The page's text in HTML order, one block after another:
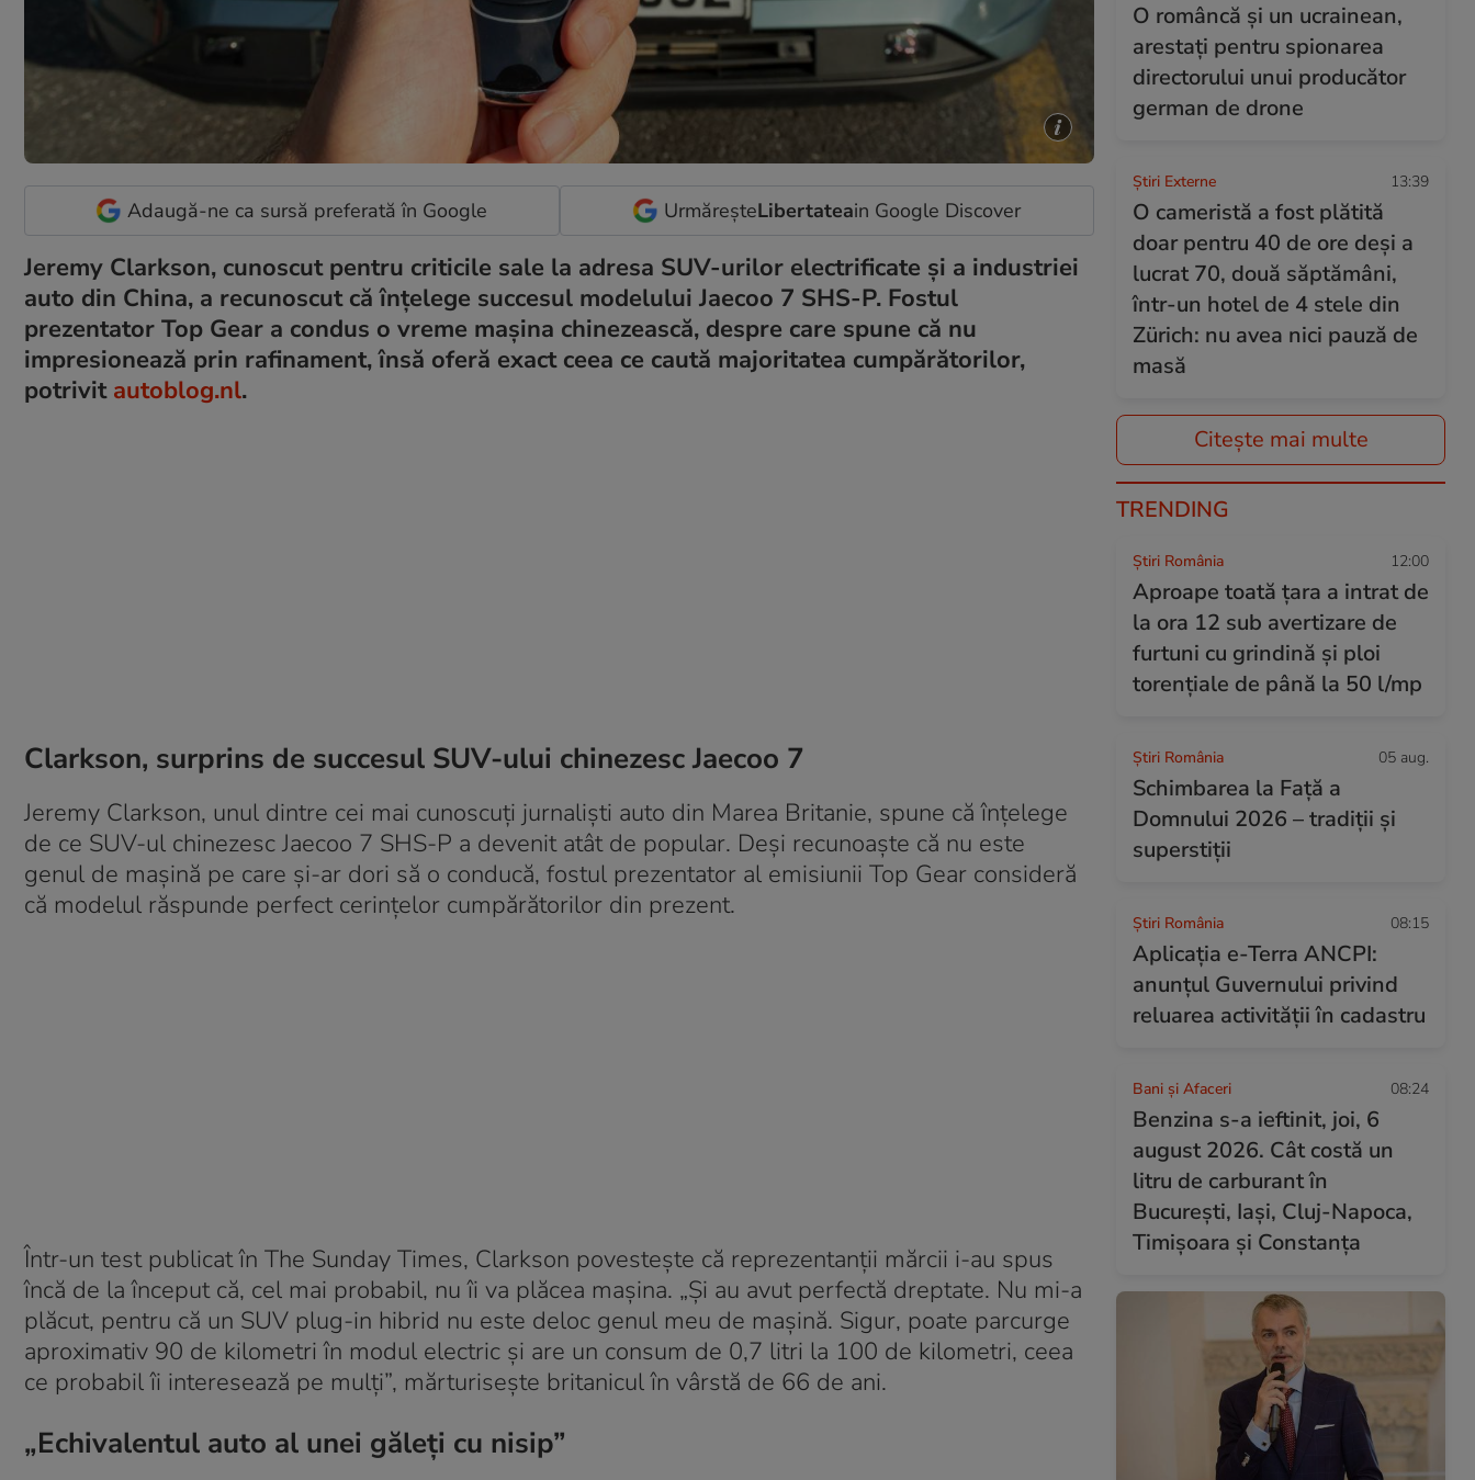
Adaugă-ne ca sursă preferată în Google UrmăreșteLibertateain Google Discover
Jeremy Clarkson, cunoscut pentru criticile sale la adresa SUV-urilor electrificate și a industriei
auto din China, a recunoscut că înțelege succesul modelului Jaecoo 7 SHS-P. Fostul
prezentator Top Gear a condus o vreme mașina chinezească, despre care spune că nu
impresionează prin rafinament, însă oferă exact ceea ce caută majoritatea cumpărătorilor,
potrivit autoblog.nl.
Clarkson, surprins de succesul SUV-ului chinezesc Jaecoo 7
Jeremy Clarkson, unul dintre cei mai cunoscuți jurnaliști auto din Marea Britanie, spune că înțelege
de ce SUV-ul chinezesc Jaecoo 7 SHS-P a devenit atât de popular. Deși recunoaște că nu este
genul de mașină pe care și-ar dori să o conducă, fostul prezentator al emisiunii Top Gear consideră
că modelul răspunde perfect cerințelor cumpărătorilor din prezent.
Într-un test publicat în The Sunday Times, Clarkson povestește că reprezentanții mărcii i-au spus
încă de la început că, cel mai probabil, nu îi va plăcea mașina. „Și au avut perfectă dreptate. Nu mi-a
plăcut, pentru că un SUV plug-in hibrid nu este deloc genul meu de mașină. Sigur, poate parcurge
aproximativ 90 de kilometri în modul electric și are un consum de 0,7 litri la 100 de kilometri, ceea
ce probabil îi interesează pe mulți”, mărturisește britanicul în vârstă de 66 de ani.
„Echivalentul auto al unei găleți cu nisip”
O româncă și un ucrainean,
arestați pentru spionarea
directorului unui producător
german de drone
Știri Externe 13:39
O cameristă a fost plătită
doar pentru 40 de ore deși a
lucrat 70, două săptămâni,
într-un hotel de 4 stele din
Zürich: nu avea nici pauză de
masă
Citește mai multe
TRENDING
Știri România 12:00
Aproape toată țara a intrat de
la ora 12 sub avertizare de
furtuni cu grindină și ploi
torențiale de până la 50 l/mp
Știri România 05 aug.
Schimbarea la Față a
Domnului 2026 – tradiții și
superstiții
Știri România 08:15
Aplicația e-Terra ANCPI:
anunțul Guvernului privind
reluarea activității în cadastru
Bani și Afaceri 08:24
Benzina s-a ieftinit, joi, 6
august 2026. Cât costă un
litru de carburant în
București, Iași, Cluj-Napoca,
Timișoara și Constanța